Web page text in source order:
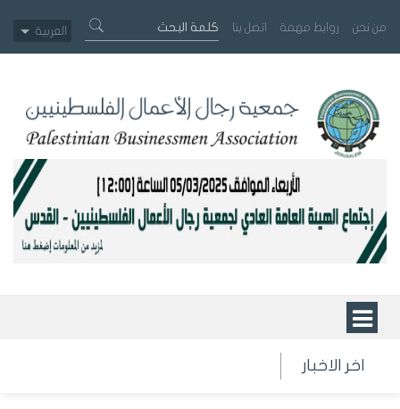
من نحن روابط مهمة اتصل بنا العربية
اخر الاخبار